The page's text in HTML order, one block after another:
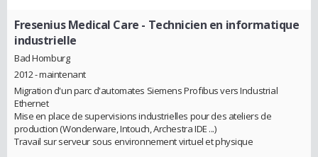
Fresenius Medical Care - Technicien en informatique
industrielle
Bad Homburg
2012 - maintenant
Migration d'un parc d'automates Siemens Profibus vers Industrial
Ethernet
Mise en place de supervisions industrielles pour des ateliers de
production (Wonderware, Intouch, Archestra IDE ...)
Travail sur serveur sous environnement virtuel et physique